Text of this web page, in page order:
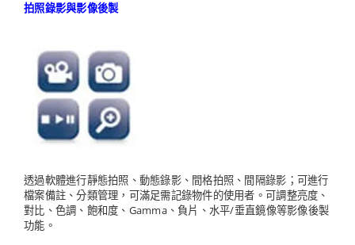
拍照錄影與影像後製
透過軟體進行靜態拍照、動態錄影、間格拍照、間隔錄影；可進行
檔案備註、分類管理，可滿足需記錄物件的使用者。可調整亮度、
對比、色調、飽和度、Gamma、負片、水平/垂直鏡像等影像後製
功能。